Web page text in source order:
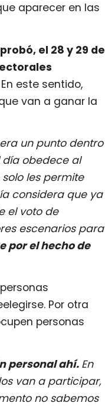
aparecer en las
el 28 y 29 de
este sentido,
van a ganar la
un punto dentro
obedece al
les permite
considera que ya
el voto de
escenarios para
por el hecho de
Por otra
personas
personal ahí. En
van a participar,
no sabemos